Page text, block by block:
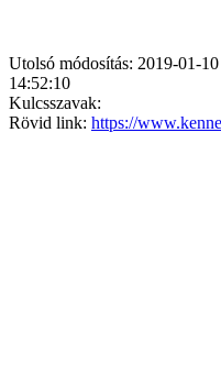
Utolsó módosítás: 2019-01-
14:52:10
Kulcsszavak:
Rövid link: https://